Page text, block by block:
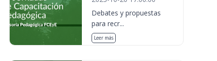
Debates y propuestas
para recr...
Leer más